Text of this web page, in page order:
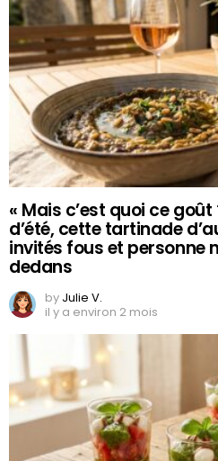
« Mais c’est quoi ce
d’été, cette tartinade
invités fous et personne
dedans
by Julie V.
il y a environ 2 mois